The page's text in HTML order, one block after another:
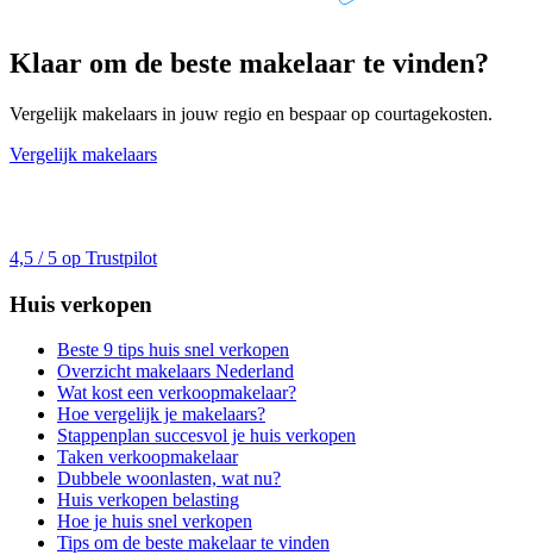
Klaar om de beste makelaar te vinden?
Vergelijk makelaars in jouw regio en bespaar op courtagekosten.
Vergelijk makelaars
4,5 / 5 op Trustpilot
Huis verkopen
Beste 9 tips huis snel verkopen
Overzicht makelaars Nederland
Wat kost een verkoopmakelaar?
Hoe vergelijk je makelaars?
Stappenplan succesvol je huis verkopen
Taken verkoopmakelaar
Dubbele woonlasten, wat nu?
Huis verkopen belasting
Hoe je huis snel verkopen
Tips om de beste makelaar te vinden